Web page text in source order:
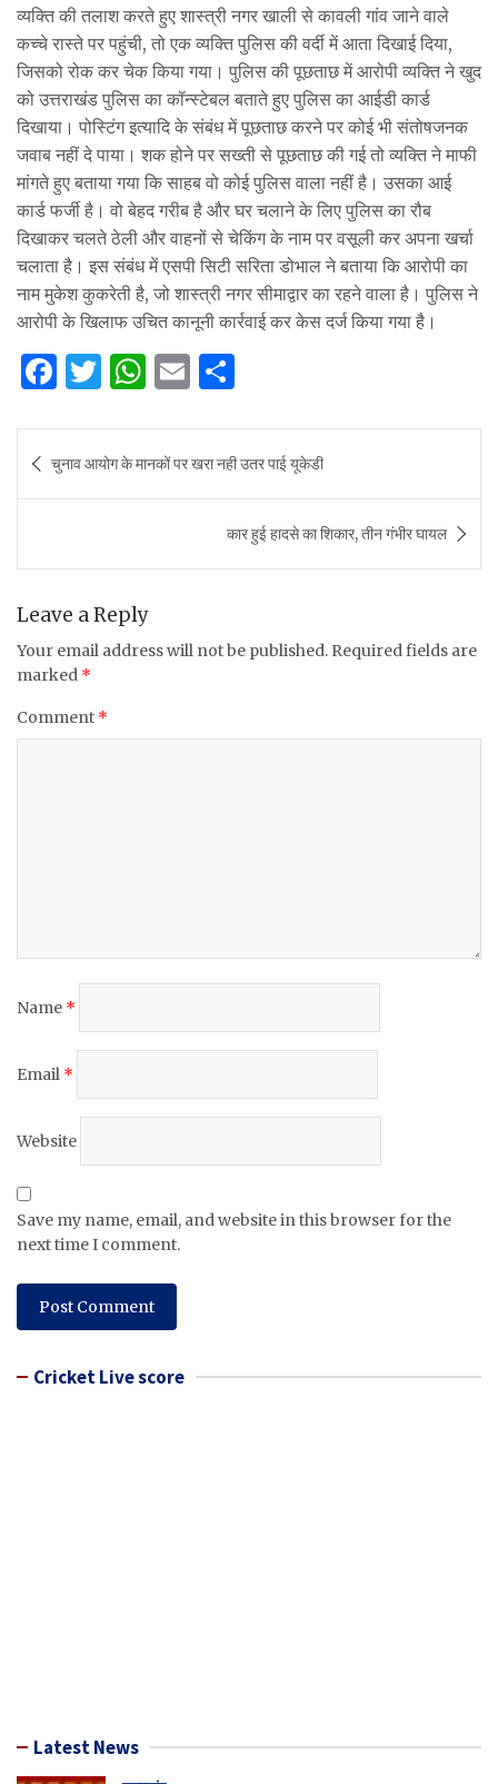
व्यक्ति की तलाश करते हुए शास्त्री नगर खाली से कावली गांव जाने वाले
कच्चे रास्ते पर पहुंची, तो एक व्यक्ति पुलिस की वर्दी में आता दिखाई दिया,
जिसको रोक कर चेक किया गया। पुलिस की पूछताछ में आरोपी व्यक्ति ने खुद
को उत्तराखंड पुलिस का कॉन्स्टेबल बताते हुए पुलिस का आईडी कार्ड
दिखाया। पोस्टिंग इत्यादि के संबंध में पूछताछ करने पर कोई भी संतोषजनक
जवाब नहीं दे पाया। शक होने पर सख्ती से पूछताछ की गई तो व्यक्ति ने माफी
मांगते हुए बताया गया कि साहब वो कोई पुलिस वाला नहीं है। उसका आई
कार्ड फर्जी है। वो बेहद गरीब है और घर चलाने के लिए पुलिस का रौब
दिखाकर चलते ठेली और वाहनों से चेकिंग के नाम पर वसूली कर अपना खर्चा
चलाता है। इस संबंध में एसपी सिटी सरिता डोभाल ने बताया कि आरोपी का
नाम मुकेश कुकरेती है, जो शास्त्री नगर सीमाद्वार का रहने वाला है। पुलिस ने
आरोपी के खिलाफ उचित कानूनी कार्रवाई कर केस दर्ज किया गया है।
F
c
e
b
o
k
T
it
te
r
W
at
s
A
p
E
ai
l
ar
e
navigation
चुनाव आयोग के मानकों पर खरा नही उतर पाई यूकेडी
कार हुई हादसे का शिकार, तीन गंभीर घायल
Leave a Reply
Your email address will not be published. Required fields are
marked *
Comment *
Name *
Email *
Website
Save my name, email, and website in this browser for the
next time I comment.
Cricket Live score
Latest News